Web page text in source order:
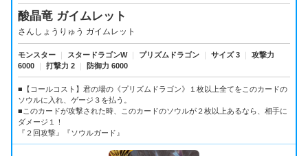
酸晶竜 ガイムレット
さんしょうりゅう ガイムレット
モンスター ｜ スタードラゴンW ｜ プリズムドラゴン ｜ サイズ 3 ｜
攻撃力
6000
｜ 打撃力 2 ｜ 防御力 6000
■【コールコスト】君の場の《プリズムドラゴン》１枚以上全てをこのカードの
ソウルに入れ、ゲージ３を払う。
■このカードが攻撃された時、このカードのソウルが２枚以上あるなら、相手に
ダメージ１！
『２回攻撃』『ソウルガード』